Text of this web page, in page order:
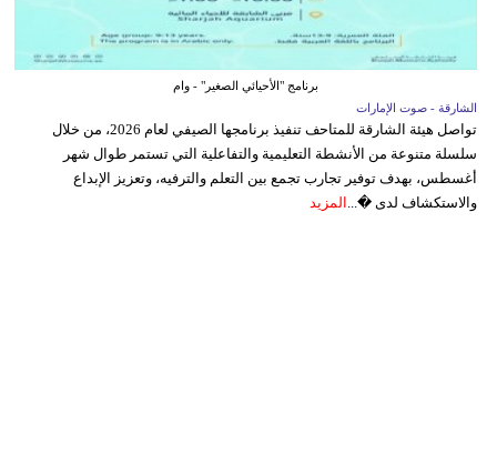
برنامج "الأحيائي الصغير" - وام
الشارقة - صوت الإمارات
تواصل هيئة الشارقة للمتاحف تنفيذ برنامجها الصيفي لعام 2026، من خلال
سلسلة متنوعة من الأنشطة التعليمية والتفاعلية التي تستمر طوال شهر
أغسطس، بهدف توفير تجارب تجمع بين التعلم والترفيه، وتعزيز الإبداع
والاستكشاف لدى �... المزيد